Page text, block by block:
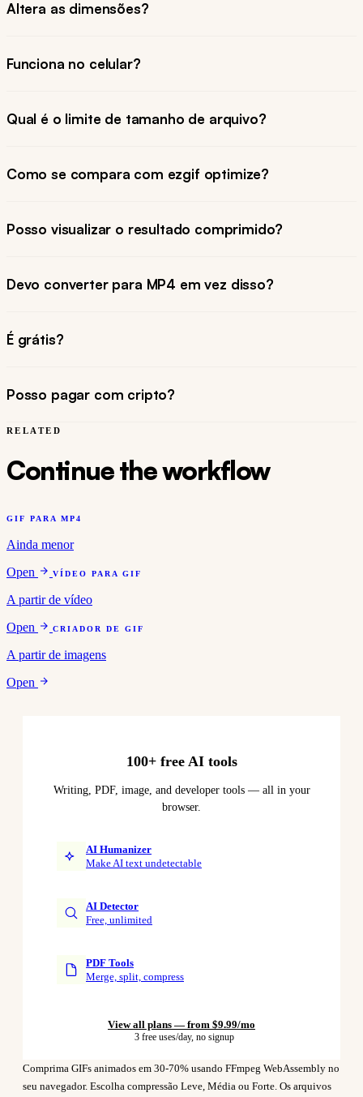
Altera as dimensões?
Funciona no celular?
Qual é o limite de tamanho de arquivo?
Como se compara com ezgif optimize?
Posso visualizar o resultado comprimido?
Devo converter para MP4 em vez disso?
É grátis?
Posso pagar com cripto?
RELATED
Continue the workflow
GIF PARA MP4
Ainda menor
Open
VÍDEO PARA GIF
A partir de vídeo
Open
CRIADOR DE GIF
A partir de imagens
Open
100+ free AI tools
Writing, PDF, image, and developer tools — all in your
browser.
AI Humanizer
Make AI text undetectable
AI Detector
Free, unlimited
PDF Tools
Merge, split, compress
View all plans — from $9.99/mo
3 free uses/day, no signup
Comprima GIFs animados em 30-70% usando FFmpeg WebAssembly no
seu navegador. Escolha compressão Leve, Média ou Forte. Os arquivos